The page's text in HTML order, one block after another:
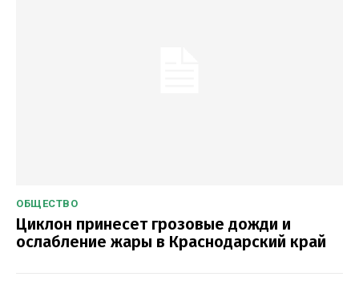
ОБЩЕСТВО
Циклон принесет грозовые дожди и
ослабление жары в Краснодарский край